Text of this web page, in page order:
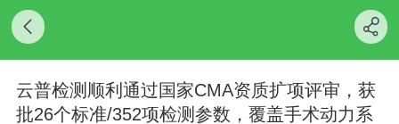
云普检测顺利通过国家CMA资质扩项评审，获
批26个标准/352项检测参数，覆盖手术动力系